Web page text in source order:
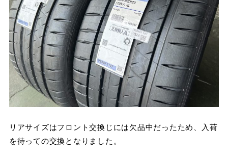
リアサイズはフロント交換じには欠品中だったため、入荷
を待っての交換となりました。